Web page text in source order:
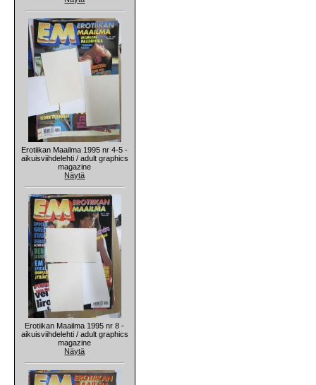
Erotiikan Maailma 1995 nr 4-5 -
aikuisviihdelehti / adult graphics
magazine
Näytä
Erotiikan Maailma 1995 nr 8 -
aikuisviihdelehti / adult graphics
magazine
Näytä